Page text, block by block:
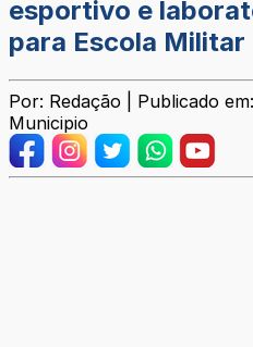
esportivo e
para Escola Militar
Por: Redação | Publicado
Municipio